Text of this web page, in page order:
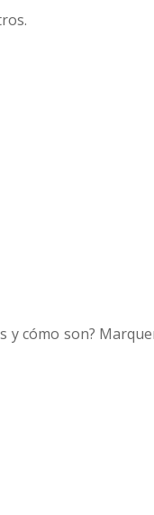
y cómo son?